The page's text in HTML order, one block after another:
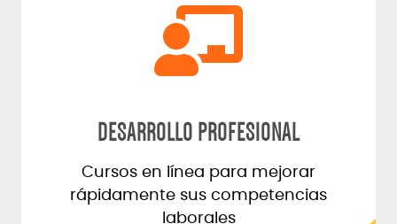
DESARROLLO PROFESIONAL
Cursos en línea para mejorar
rápidamente sus competencias
laborales